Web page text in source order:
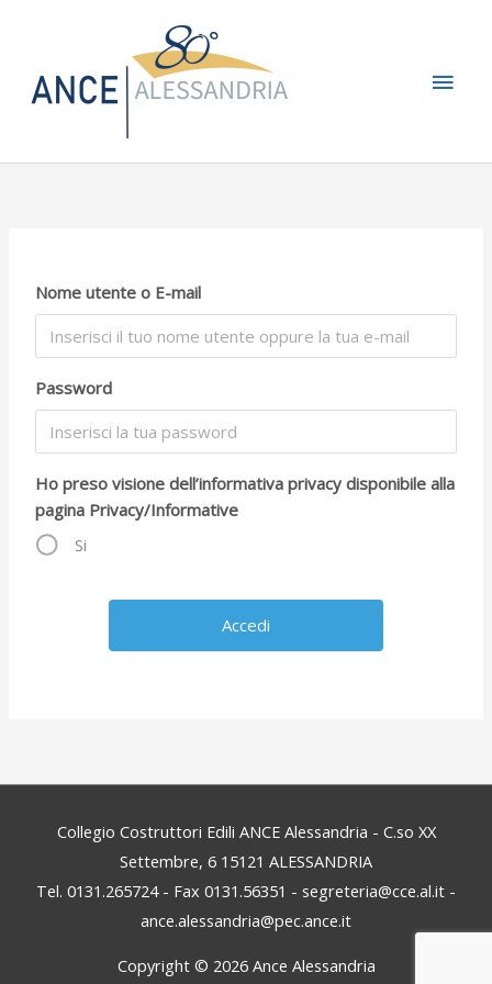
Nome utente o E-mail
Password
Ho preso visione dell’informativa privacy disponibile alla
pagina Privacy/Informative
Si
Collegio Costruttori Edili ANCE Alessandria - C.so XX
Settembre, 6 15121 ALESSANDRIA
Tel. 0131.265724 - Fax 0131.56351 - segreteria@cce.al.it -
ance.alessandria@pec.ance.it
Copyright © 2026 Ance Alessandria